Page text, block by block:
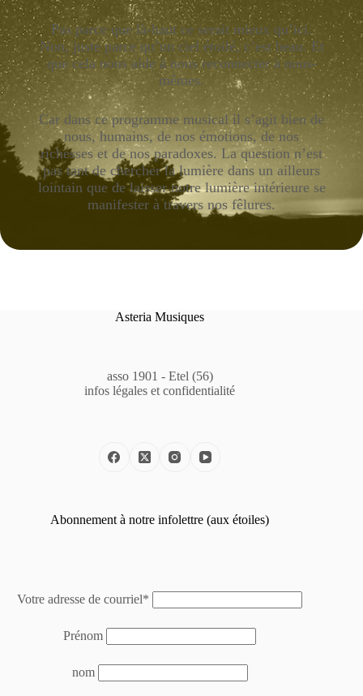
Pas parce que là-haut ce serait mieux qu’ici.
Non, juste parce qu’un ciel étoilé, c’est beau. Et
que cela nous aide à nous reconnecter à nous-
mêmes.
Car dans ce programme musical il s’agit bien de
nous, humains, de nos émotions, de nos
richesses et de nos paradoxes. La question n’est
pas tant de chercher la lumière dans un ailleurs
lointain que de laisser notre lumière intérieure se
manifester à travers nos fêlures.
Asteria Musiques
asso 1901 - Etel (56)
infos légales et confidentialité
Abonnement à notre infolettre (aux étoiles)
Votre adresse de courriel*
Prénom
nom